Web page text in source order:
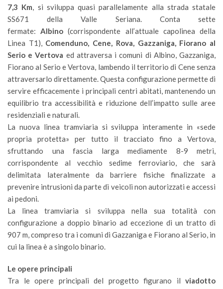
7,3 Km, si sviluppa quasi parallelamente alla strada statale
SS671 della Valle Seriana. Conta sette
fermate:Albino(corrispondente all’attuale capolinea della
Linea T1), Comenduno, Cene, Rova, Gazzaniga, Fiorano al
Serio e Vertova ed attraversa i comuni di Albino, Gazzaniga,
Fiorano al Serio e Vertova, lambendo il territorio di Cene senza
attraversarlo direttamente. Questa configurazione permette di
servire efficacemente i principali centri abitati, mantenendo un
equilibrio tra accessibilità e riduzione dell’impatto sulle aree
residenziali e naturali.
La nuova linea tramviaria si sviluppa interamente in «sede
propria protetta» per tutto il tracciato fino a Vertova,
sfruttando una fascia larga mediamente 8-9 metri,
corrispondente al vecchio sedime ferroviario, che sarà
delimitata lateralmente da barriere fisiche finalizzate a
prevenire intrusioni da parte di veicoli non autorizzati e accessi
ai pedoni.
La linea tramviaria si sviluppa nella sua totalità con
configurazione a doppio binario ad eccezione di un tratto di
907 m, compreso tra i comuni di Gazzaniga e Fiorano al Serio, in
cui la linea è a singolo binario.
Le opere principali
Tra le opere principali del progetto figurano il viadotto